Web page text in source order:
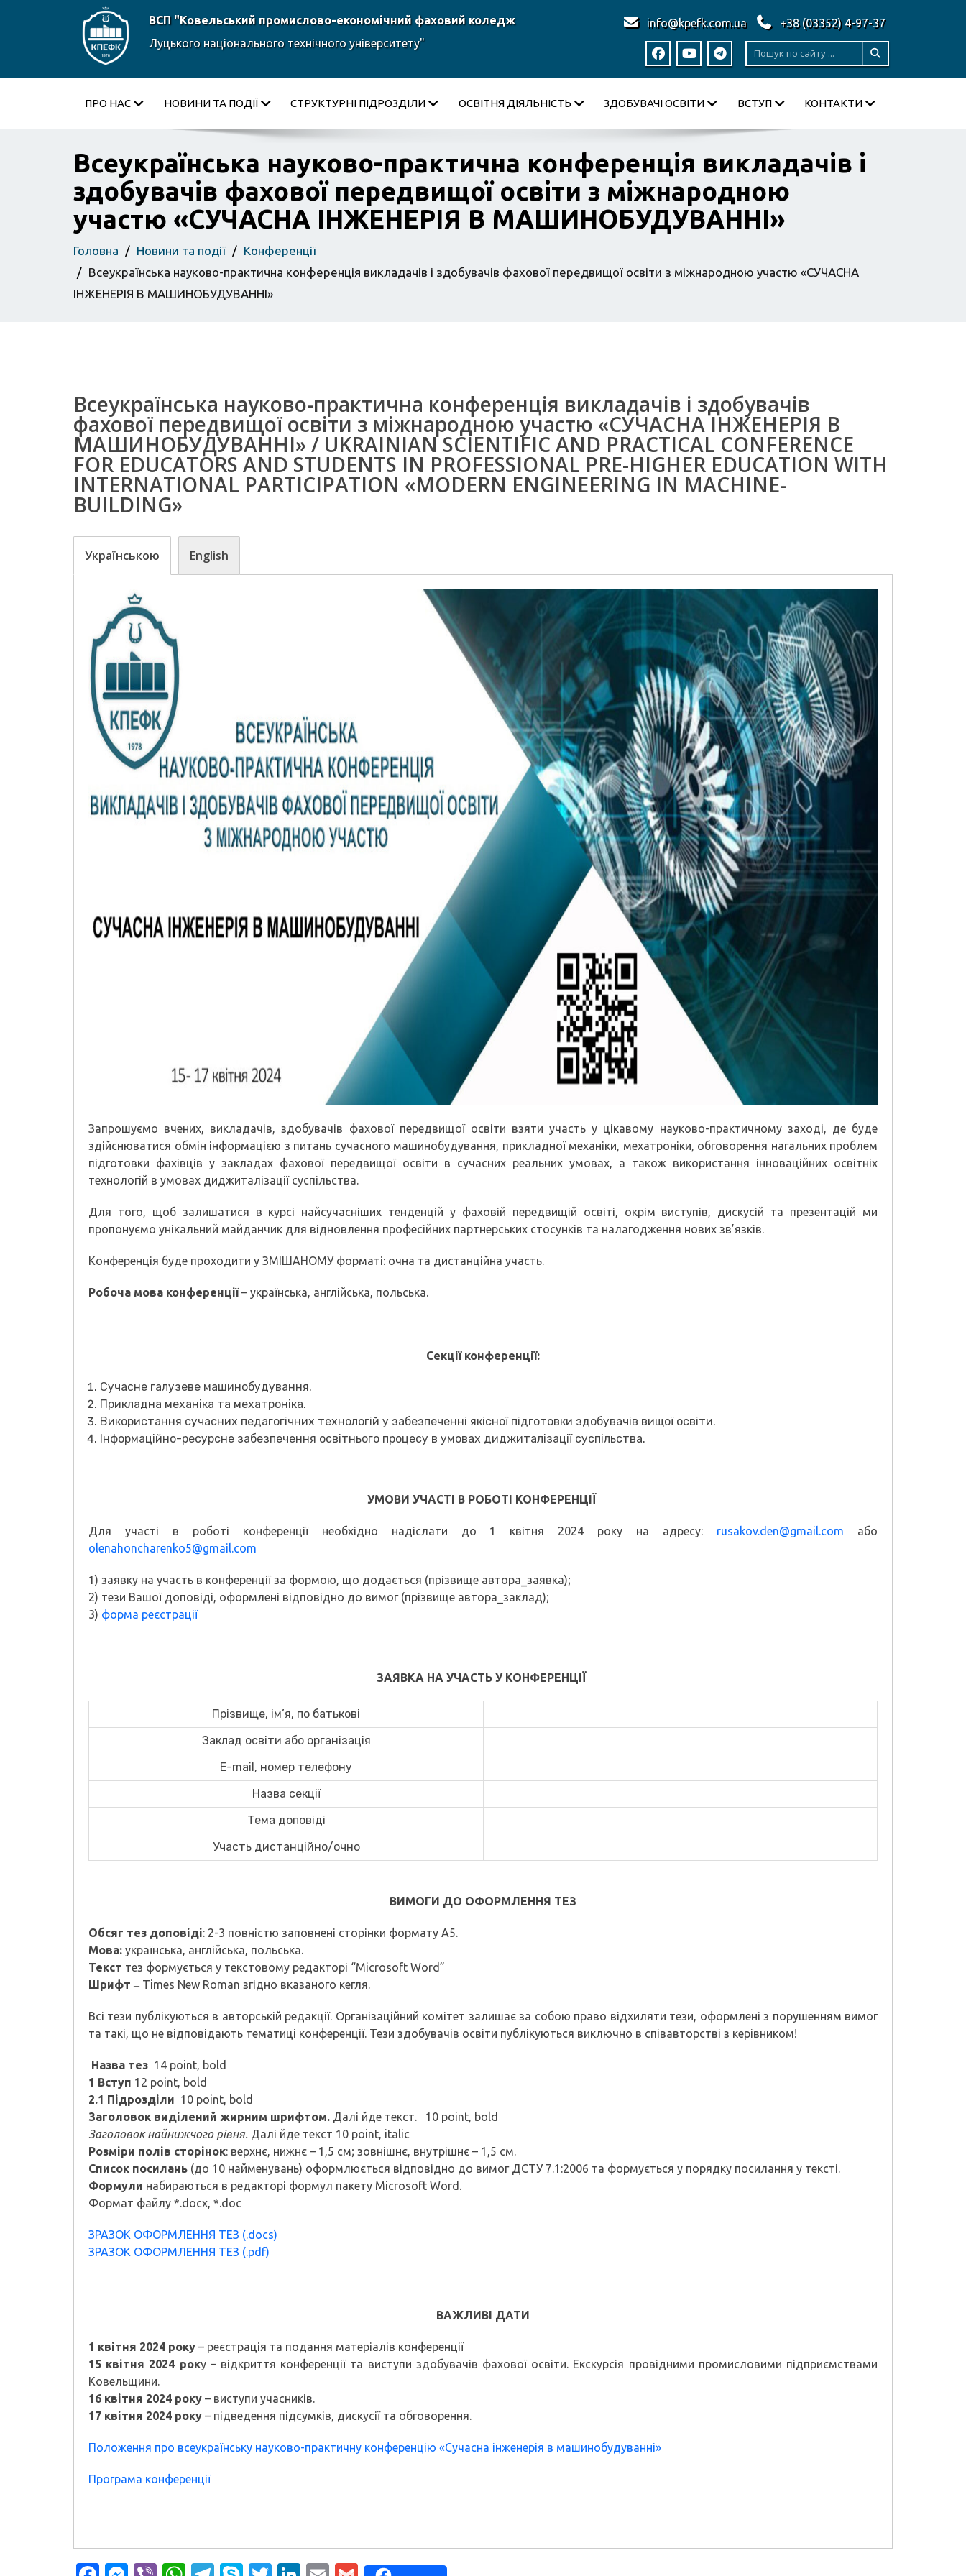
ВСП "Ковельський промислово-економічний фаховий коледж
Луцького національного технічного університету"
info@kpefk.com.ua +38 (03352) 4-97-37
ПРО НАС НОВИНИ ТА ПОДІЇ СТРУКТУРНІ ПІДРОЗДІЛИ ОСВІТНЯ ДІЯЛЬНІСТЬ ЗДОБУВАЧІ ОСВІТИ ВСТУП КОНТАКТИ
Всеукраїнська науково-практична конференція викладачів і
здобувачів фахової передвищої освіти з міжнародною
участю «СУЧАСНА ІНЖЕНЕРІЯ В МАШИНОБУДУВАННІ»
Головна Новини та події
Конференції
Всеукраїнська науково-практична конференція викладачів і здобувачів фахової передвищої освіти з міжнародною участю «СУЧАСНА
ІНЖЕНЕРІЯ В МАШИНОБУДУВАННІ»
Всеукраїнська науково-практична конференція викладачів і здобувачів
фахової передвищої освіти з міжнародною участю «СУЧАСНА ІНЖЕНЕРІЯ В
МАШИНОБУДУВАННІ» / UKRAINIAN SCIENTIFIC AND PRACTICAL CONFERENCE
FOR EDUCATORS AND STUDENTS IN PROFESSIONAL PRE-HIGHER EDUCATION WITH
INTERNATIONAL PARTICIPATION «MODERN ENGINEERING IN MACHINE-
BUILDING»
Українською English
Запрошуємо вчених, викладачів, здобувачів фахової передвищої освіти взяти участь у цікавому науково-практичному заході, де буде
здійснюватися обмін інформацією з питань сучасного машинобудування, прикладної механіки, мехатроніки, обговорення нагальних проблем
підготовки фахівців у закладах фахової передвищої освіти в сучасних реальних умовах, а також використання інноваційних освітніх
технологій в умовах диджиталізації суспільства.
Для того, щоб залишатися в курсі найсучасніших тенденцій у фаховій передвищій освіті, окрім виступів, дискусій та презентацій ми
пропонуємо унікальний майданчик для відновлення професійних партнерських стосунків та налагодження нових зв’язків.
Конференція буде проходити у ЗМІШАНОМУ форматі: очна та дистанційна участь.
Робоча мова конференції– українська, англійська, польська.
Секції конференції:
Сучасне галузеве машинобудування.
Прикладна механіка та мехатроніка.
Використання сучасних педагогічних технологій у забезпеченні якісної підготовки здобувачів вищої освіти.
Інформаційно-ресурсне забезпечення освітнього процесу в умовах диджиталізації суспільства.
УМОВИ УЧАСТІ В РОБОТІ КОНФЕРЕНЦІЇ
Для участі в роботі конференції необхідно надіслати до 1 квітня 2024 року на адресу: rusakov.den@gmail.com або
olenahoncharenko5@gmail.com
1) заявку на участь в конференції за формою, що додається (прізвище автора_заявка);
2) тези Вашої доповіді, оформлені відповідно до вимог (прізвище автора_заклад);
3) форма реєстрації
ЗАЯВКА НА УЧАСТЬ У КОНФЕРЕНЦІЇ
Прізвище, ім’я, по батькові
Заклад освіти або організація
E-mаil, номер телефону
Назва секції
Тема доповіді
Участь дистанційно/очно
ВИМОГИ ДО ОФОРМЛЕННЯ ТЕЗ
Обсяг тез доповіді: 2-3 повністю заповнені сторінки формату А5.
Мова: українська, англійська, польська.
Текст тез формується у текстовому редакторі “Microsoft Word”
Шрифт ‒ Times New Roman згідно вказаного кегля.
Всі тези публікуються в авторській редакції. Організаційний комітет залишає за собою право відхиляти тези, оформлені з порушенням вимог
та такі, що не відповідають тематиці конференції. Тези здобувачів освіти публікуються виключно в співавторстві з керівником!
Назва тез 14 point, bold
1 Вступ 12 point, bold
2.1 Підрозділи 10 point, bold
Заголовок виділений жирним шрифтом. Далі йде текст. 10 point, bold
Заголовок найнижчого рівня. Далі йде текст 10 point, italic
Розміри полів сторінок: верхнє, нижнє – 1,5 см; зовнішнє, внутрішнє – 1,5 см.
Список посилань (до 10 найменувань) оформлюється відповідно до вимог ДСТУ 7.1:2006 та формується у порядку посилання у тексті.
Формули набираються в редакторі формул пакету Microsoft Word.
Формат файлу *.docx, *.doc
ЗРАЗОК ОФОРМЛЕННЯ ТЕЗ (.docs)
ЗРАЗОК ОФОРМЛЕННЯ ТЕЗ (.pdf)
ВАЖЛИВІ ДАТИ
1 квітня 2024 року – реєстрація та подання матеріалів конференції
15 квітня 2024 року – відкриття конференції та виступи здобувачів фахової освіти. Екскурсія провідними промисловими підприємствами
Ковельщини.
16 квітня 2024 року – виступи учасників.
17 квітня 2024 року – підведення підсумків, дискусії та обговорення.
Положення про всеукраїнську науково-практичну конференцію «Сучасна інженерія в машинобудуванні»
Програма конференції